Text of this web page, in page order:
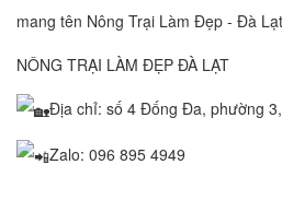
mang tên Nông Trại Làm Đẹp - Đà
NÔNG TRẠI LÀM ĐẸP ĐÀ LẠT
Địa chỉ: số 4 Đống Đa, phường
Zalo: 096 895 4949